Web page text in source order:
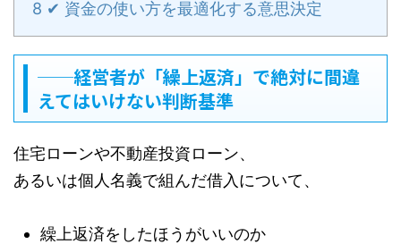
8 ✔ 資金の使い方を最適化する意思決定
──経営者が「繰上返済」で絶対に間違
えてはいけない判断基準
住宅ローンや不動産投資ローン、
あるいは個人名義で組んだ借入について、
繰上返済をしたほうがいいのか